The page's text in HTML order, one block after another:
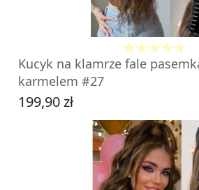
Kucyk na klamrze fale
karmelem #27
Cena
199,90 zł